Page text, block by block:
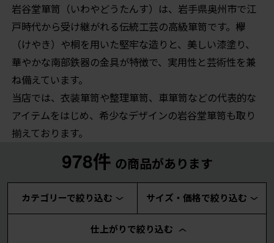
岩谷堂箪笥（いわやどうたんす）は、岩手県奥州市で江
戸時代から受け継がれる伝統工芸の高級箪笥です。欅
（けやき）や桐を用いた堅牢な造りと、美しい漆塗り、
華やかな南部鉄器の金具が特徴で、実用性と芸術性を兼
ね備えています。
当店では、衣装箪笥や整理箪笥、車箪笥などの代表的な
アイテムをはじめ、希少なデザインの岩谷堂箪笥も取り
揃えております。
978件 の商品があります
カテゴリーで絞り込む サイズ・価格で絞り込む
仕上がりで絞り込む